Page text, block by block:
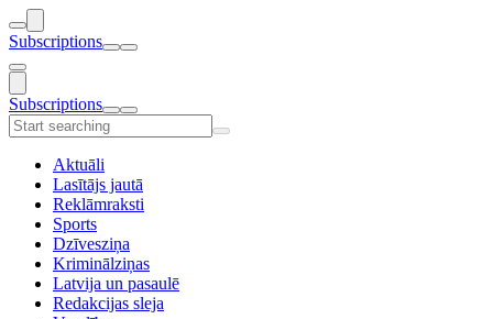
Subscriptions
Subscriptions
Aktuāli
Lasītājs jautā
Reklāmraksti
Sports
Dzīvesziņa
Kriminālziņas
Latvija un pasaulē
Redakcijas sleja